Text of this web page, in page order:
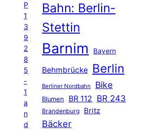
P
1
3
9
2
8
5
-
1
a
n
d
Bahn: Berlin-
Stettin
Barnim Bayern
Behmbrücke Berlin
Berliner Nordbahn Bike
Blumen BR 112 BR 243
Brandenburg Britz
Bäcker